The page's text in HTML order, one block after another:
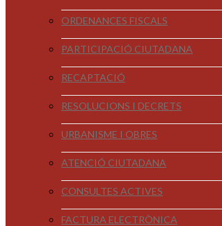
ORDENANCES FISCALS
PARTICIPACIÓ CIUTADANA
RECAPTACIÓ
RESOLUCIONS I DECRETS
URBANISME I OBRES
ATENCIÓ CIUTADANA
CONSULTES ACTIVES
FACTURA ELECTRÒNICA